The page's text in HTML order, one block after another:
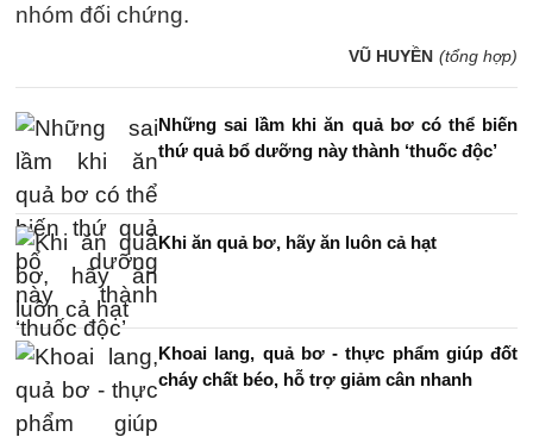
nhóm đối chứng.
VŨ HUYỀN (tổng hợp)
Những sai lầm khi ăn quả bơ có thể biến
thứ quả bổ dưỡng này thành ‘thuốc độc’
Khi ăn quả bơ, hãy ăn luôn cả hạt
Khoai lang, quả bơ - thực phẩm giúp đốt
cháy chất béo, hỗ trợ giảm cân nhanh